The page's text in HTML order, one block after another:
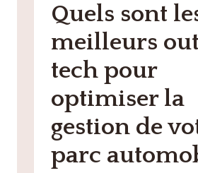
Quels sont
meilleurs
tech pour
optimiser la
gestion de
parc